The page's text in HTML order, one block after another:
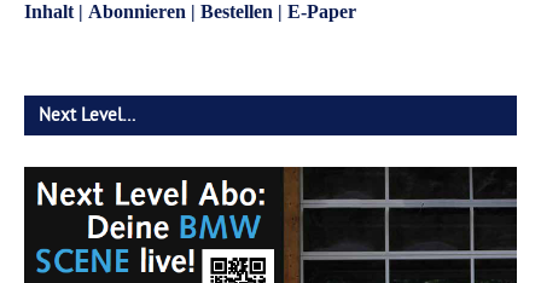
Inhalt | Abonnieren | Bestellen | E-Paper
Next Level…